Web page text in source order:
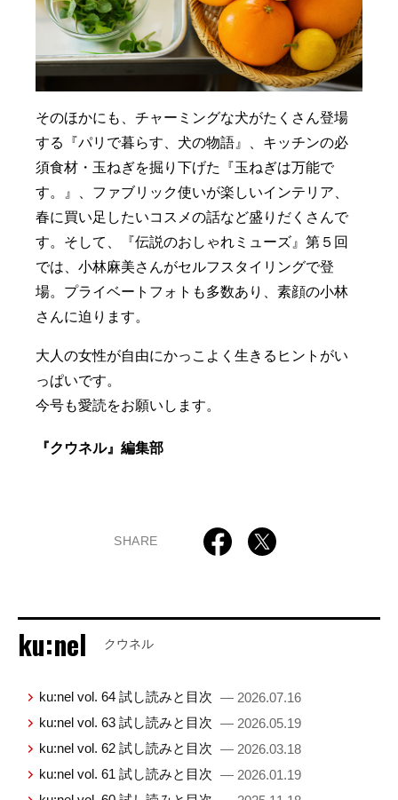
そのほかにも、チャーミングな犬がたくさん登場
する『パリで暮らす、犬の物語』、キッチンの必
須食材・玉ねぎを掘り下げた『玉ねぎは万能で
す。』、ファブリック使いが楽しいインテリア、
春に買い足したいコスメの話など盛りだくさんで
す。そして、『伝説のおしゃれミューズ』第５回
では、小林麻美さんがセルフスタイリングで登
場。プライベートフォトも多数あり、素顔の小林
さんに迫ります。
大人の女性が自由にかっこよく生きるヒントがい
っぱいです。
今号も愛読をお願いします。
『クウネル』編集部
SHARE
ku:nel クウネル
ku:nel vol. 64 試し読みと目次 — 2026.07.16
ku:nel vol. 63 試し読みと目次 — 2026.05.19
ku:nel vol. 62 試し読みと目次 — 2026.03.18
ku:nel vol. 61 試し読みと目次 — 2026.01.19